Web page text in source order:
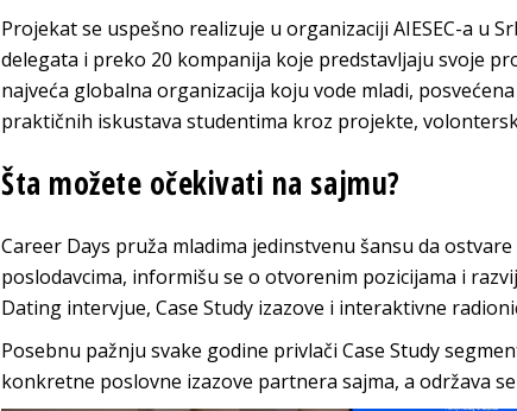
Projekat se uspešno realizuje u organizaciji AIESEC-a u
delegata i preko 20 kompanija koje predstavljaju svoje
najveća globalna organizacija koju vode mladi,
praktičnih iskustava studentima kroz projekte,
Šta možete očekivati na sajmu?
Career Days pruža mladima jedinstvenu šansu da
poslodavcima, informišu se o otvorenim pozicijama i
Dating intervjue, Case Study izazove i interaktivne
Posebnu pažnju svake godine privlači Case Study
konkretne poslovne izazove partnera sajma, a održava